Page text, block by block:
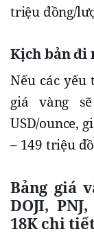
triệu đồng/
Kịch bản đi
Nếu các yếu
giá vàng
USD/ounce,
– 149 triệu
Bảng giá
DOJI,
18K chi